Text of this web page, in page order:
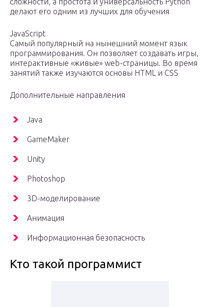
делают его одним из лучших для обучения
JavaScript
Самый популярный на нынешний момент язык
программирования. Он позволяет создавать игры,
интерактивные «живые» web-страницы. Во время
занятий также изучаются основы HTML и CSS
Дополнительные направления
Java
GameMaker
Unity
Photoshop
3D-моделирование
Анимация
Информационная безопасность
Кто такой программист